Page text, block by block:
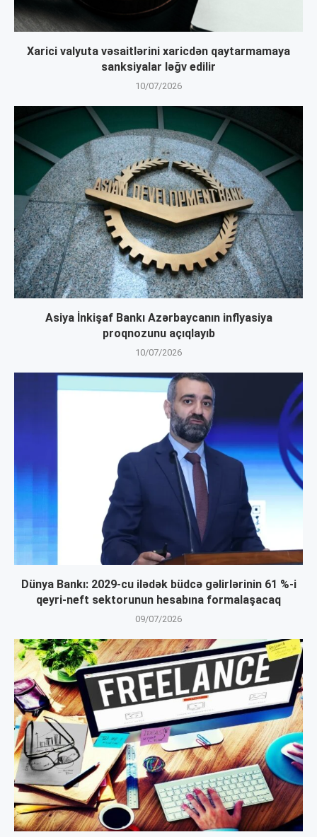
Xarici valyuta vəsaitlərini xaricdən qaytarmamaya
sanksiyalar ləğv edilir
10/07/2026
Asiya İnkişaf Bankı Azərbaycanın inflyasiya
proqnozunu açıqlayıb
10/07/2026
Dünya Bankı: 2029-cu ilədək büdcə gəlirlərinin 61 %-i
qeyri-neft sektorunun hesabına formalaşacaq
09/07/2026